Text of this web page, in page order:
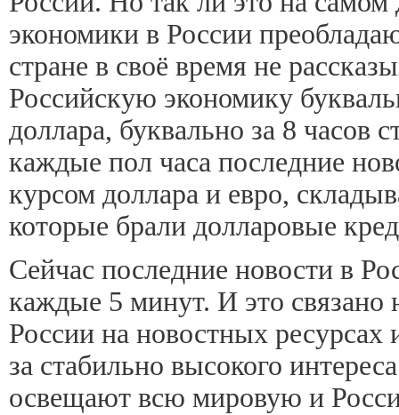
экономики в России
стране в своё время не
Российскую экономику
доллара, буквально за 8 часов
каждые пол часа последние
курсом доллара и евро,
которые брали долларовые
Сейчас последние новости в
каждые 5 минут. И это
России на новостных ресурсах
за стабильно высокого
освещают всю мировую и